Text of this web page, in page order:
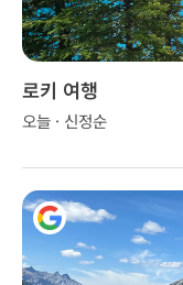
로키 여행
오늘 · 신정순